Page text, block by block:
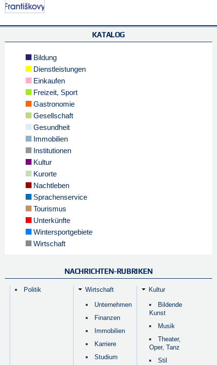
KATALOG
Bildung
Dienstleistungen
Einkaufen
Freizeit, Sport
Gastronomie
Gesellschaft
Gesundheit
Immobilien
Institutionen
Kultur
Kurorte
Nachtleben
Sprachenservice
Tourismus
Unterkünfte
Wintersportgebiete
Wirtschaft
NACHRICHTEN-RUBRIKEN
Politik Wirtschaft
Unternehmen
Finanzen
Immobilien
Karriere
Studium
Kultur
Bildende
Kunst
Musik
Theater,
Oper, Tanz
Stil